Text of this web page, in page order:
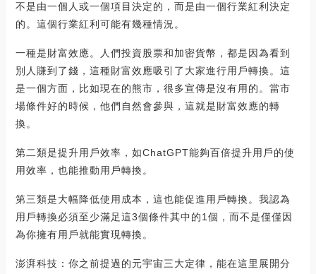
不是由一個人或一個項目決定的，而是由一個行業紅利決定
的。這個行業紅利可能有幾種情況。
一種是財富效應。人們投資股票和加密貨幣，都是因為看到
別人賺到了錢，這種財富效應吸引了大家進行用戶轉換。這
是一個方面，比如現在的熊市，很多宣傳是沒有用的。當市
場條件好的時候，他們自然會參與，這就是財富效應的轉
換。
第二類是提升用戶效率，如ChatGPT能夠百倍提升用戶的使
用效率，也能推動用戶轉換。
第三類是大幅降低使用成本，這也能促進用戶轉換。我認為
用戶轉換必須至少滿足這3個條件其中的1個，而不是僅僅因
為你擁有用戶就能實現轉換。
澎湃科技：你之前提過的元宇宙三大定律，能在這里展開分